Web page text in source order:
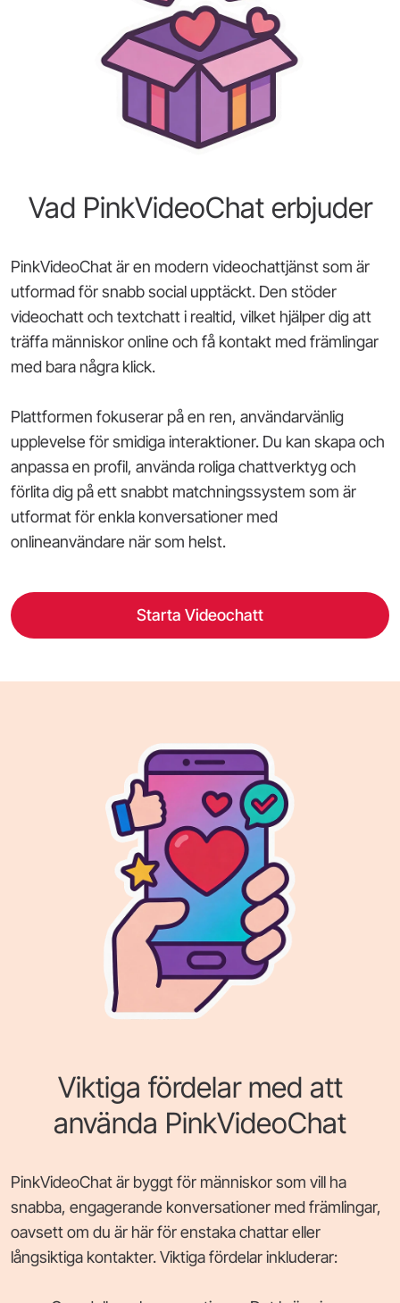
Vad PinkVideoChat erbjuder
PinkVideoChat är en modern videochattjänst som är
utformad för snabb social upptäckt. Den stöder
videochatt och textchatt i realtid, vilket hjälper dig att
träffa människor online och få kontakt med främlingar
med bara några klick.
Plattformen fokuserar på en ren, användarvänlig
upplevelse för smidiga interaktioner. Du kan skapa och
anpassa en profil, använda roliga chattverktyg och
förlita dig på ett snabbt matchningssystem som är
utformat för enkla konversationer med
onlineanvändare när som helst.
Starta Videochatt
Viktiga fördelar med att
använda PinkVideoChat
PinkVideoChat är byggt för människor som vill ha
snabba, engagerande konversationer med främlingar,
oavsett om du är här för enstaka chattar eller
långsiktiga kontakter. Viktiga fördelar inkluderar: